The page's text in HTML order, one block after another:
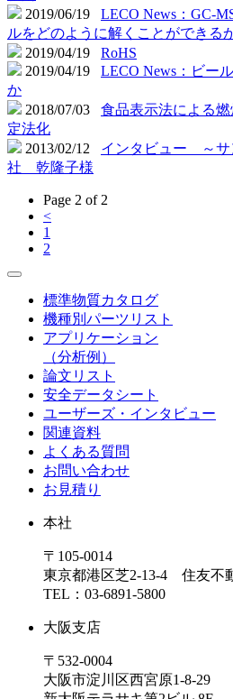
2019/06/19 LECO News：GC-
ルをどのように解くことができる
2019/04/19 RoHS
2019/04/19 LECO News：ビー
か
2018/07/03 食品表示法による
定法化
2013/02/12 インタビュー ～サ
社 乾隆子様
Page 2 of 2
<
1
2
標準物質カタログ
機種別パーツリスト
アプリケーション
（分析例）
論文リスト
安全データシート
ユーザーズ・インタビュー
関連資料
よくある質問
お問い合わせ
お見積り
本社
〒105-0014
東京都港区芝2-13-4 住友不
TEL：03-6891-5800
大阪支店
〒532-0004
大阪市淀川区西宮原1-8-29